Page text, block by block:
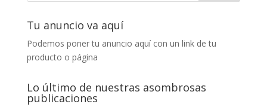
Tu anuncio va aquí
Podemos poner tu anuncio aquí con un link de tu
producto o página
Lo último de nuestras asombrosas
publicaciones